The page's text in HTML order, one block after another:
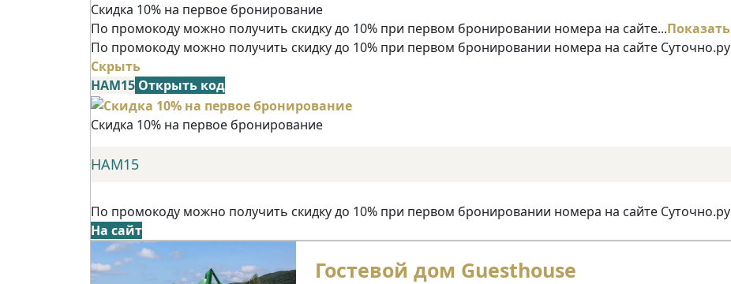
Скидка 10% на первое бронирование
По промокоду можно получить скидку до 10% при первом бронировании номера на сайте...Показать
По промокоду можно получить скидку до 10% при первом бронировании номера на сайте Суточно.ру
Скрыть
НАМ15 Открыть код
Скидка 10% на первое бронирование
НАМ15
По промокоду можно получить скидку до 10% при первом бронировании номера на сайте Суточно.ру
На сайт
Гостевой дом Guesthouse